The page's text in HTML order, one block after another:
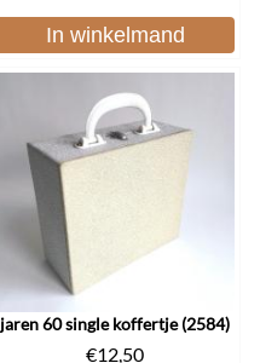
In winkelmand
jaren 60 single koffertje (2584)
€12,50